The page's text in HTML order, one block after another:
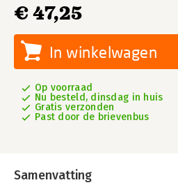
€ 47,25
In winkelwagen
Op voorraad
Nu besteld, dinsdag in huis
Gratis verzonden
Past door de brievenbus
Samenvatting